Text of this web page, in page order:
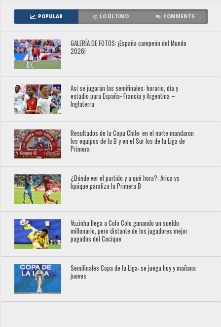
POPULAR LO ÚLTIMO COMMENTS
GALERÍA DE FOTOS: ¡España campeón del Mundo
2026!
Así se jugarán las semifinales: horario, día y
estadio para España- Francia y Argentina –
Inglaterra
Resultados de la Copa Chile: en el norte mandaron
los equipos de la B y en el Sur los de la Liga de
Primera
¿Dónde ver el partido y a qué hora?: Arica vs
Iquique paraliza la Primera B
Vozinha llega a Colo Colo ganando un sueldo
millonario, pero distante de los jugadores mejor
pagados del Cacique
Semifinales Copa de la Liga: se juega hoy y mañana
jueves